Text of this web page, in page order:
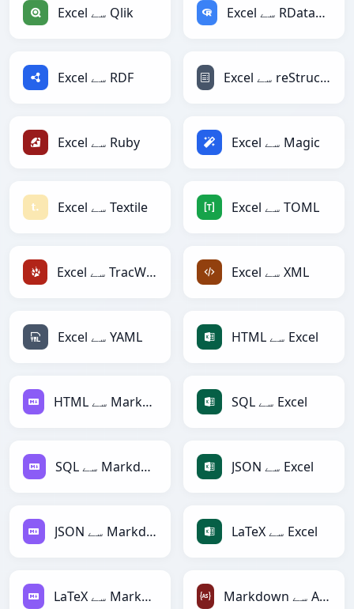
Excel سے Qlik Excel سے RDataFrame
Excel سے RDF Excel سے reStructuredText
Excel سے Ruby Excel سے Magic
Excel سے Textile Excel سے TOML
Excel سے TracWiki Excel سے XML
Excel سے YAML HTML سے Excel
HTML سے Markdown SQL سے Excel
SQL سے Markdown JSON سے Excel
JSON سے Markdown LaTeX سے Excel
LaTeX سے Markdown Markdown سے ActionScript